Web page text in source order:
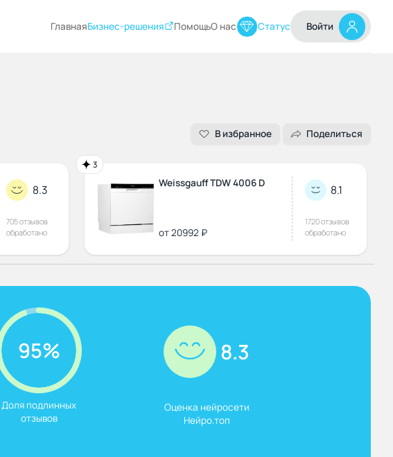
ГлавнаяБизнес-решения ПомощьО нас Статус Войти
В избранное Поделиться
8.3
705 отзывов
обработано
3
Weissgauff TDW 4006 D
от 20992 ₽
8.1
1720 отзывов
обработано
95%
Доля подлинных
отзывов
8.3
Оценка нейросети
Нейро.топ